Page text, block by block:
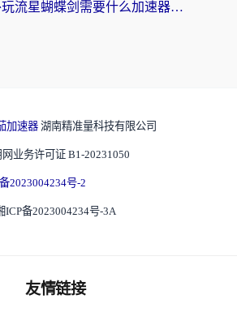
人在国外玩流星蝴蝶剑需要什么加速器？老玩家亲测的终极解决方案
加速器 湖南精准量科技有限公司
业务许可证 B1-20231050
2023004234号-2
ICP备2023004234号-3A
友情链接